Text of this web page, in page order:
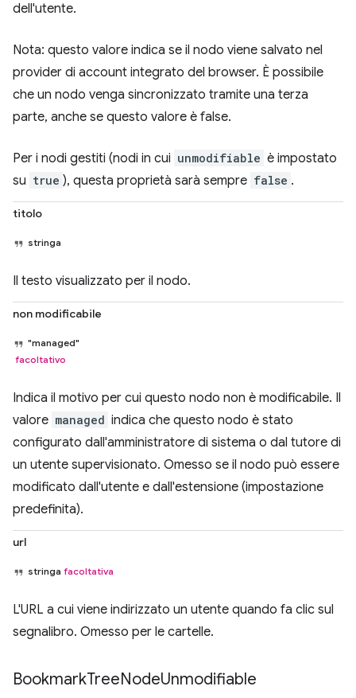
dell'utente.
Nota: questo valore indica se il nodo viene salvato nel
provider di account integrato del browser. È possibile
che un nodo venga sincronizzato tramite una terza
parte, anche se questo valore è false.
Per i nodi gestiti (nodi in cui unmodifiable è impostato
su true ), questa proprietà sarà sempre false .
titolo
stringa
Il testo visualizzato per il nodo.
non modificabile
"managed"
facoltativo
Indica il motivo per cui questo nodo non è modificabile. Il
valore managed indica che questo nodo è stato
configurato dall'amministratore di sistema o dal tutore di
un utente supervisionato. Omesso se il nodo può essere
modificato dall'utente e dall'estensione (impostazione
predefinita).
url
stringa facoltativa
L'URL a cui viene indirizzato un utente quando fa clic sul
segnalibro. Omesso per le cartelle.
BookmarkTreeNodeUnmodifiable